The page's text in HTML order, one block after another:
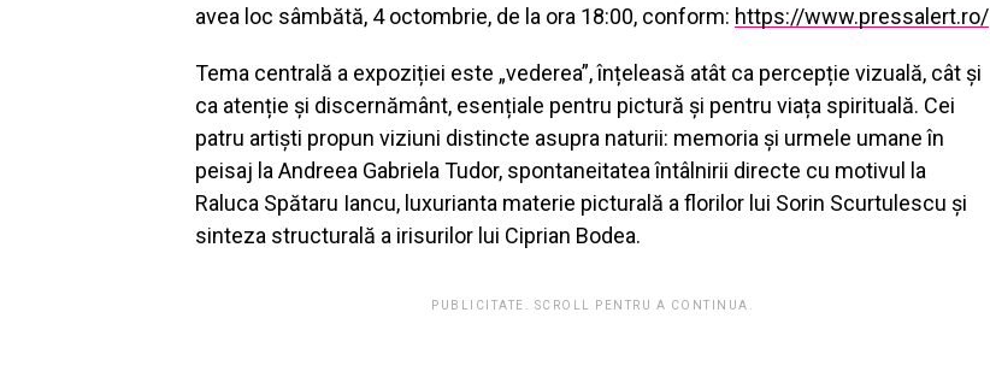
avea loc sâmbătă, 4 octombrie, de la ora 18:00, conform: https://www.pressalert.ro/
Tema centrală a expoziției este „vederea”, înțeleasă atât ca percepție vizuală, cât și
ca atenție și discernământ, esențiale pentru pictură și pentru viața spirituală. Cei
patru artiști propun viziuni distincte asupra naturii: memoria și urmele umane în
peisaj la Andreea Gabriela Tudor, spontaneitatea întâlnirii directe cu motivul la
Raluca Spătaru Iancu, luxurianta materie picturală a florilor lui Sorin Scurtulescu și
sinteza structurală a irisurilor lui Ciprian Bodea.
PUBLICITATE. SCROLL PENTRU A CONTINUA.